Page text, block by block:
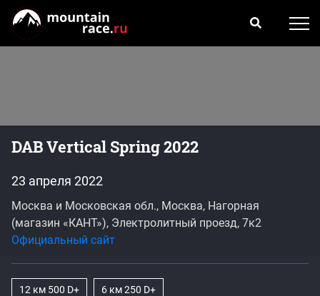
DAB Vertical Spring 2022
23 апреля 2022
Москва и Московская обл., Москва, Нагорная
(магазин «КАНТ»), Электролитный проезд, 7к2
Официальный сайт
12 км 500 D+ 6 км 250 D+